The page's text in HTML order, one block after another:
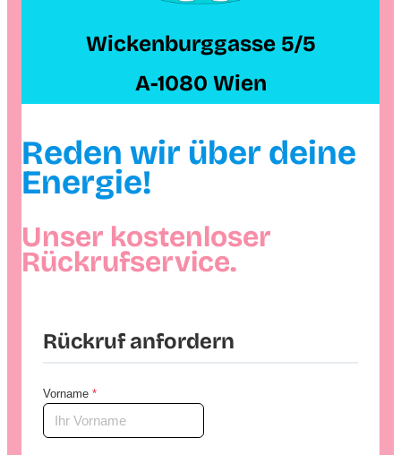
Wickenburggasse 5/5
A-1080 Wien
Reden wir über deine
Energie!
Unser kostenloser
Rückrufservice.
Rückruf anfordern
Vorname*